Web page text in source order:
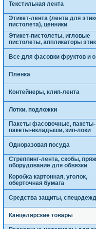
Текстильная лента
Этикет-лента (лента для
пистолета), ценники
Этикет-пистолеты, игловые
пистолеты, аппликаторы
Все для фасовки фруктов и
Пленка
Контейнеры, клип-лента
Лотки, подложки
Пакеты фасовочные,
пакеты-вкладыши, зип-локи
Одноразовая посуда
Стреппинг-лента, скобы,
оборудование для обвязки
Коробка картонная, уголок,
оберточная бумага
Средства защиты,
Канцелярские товары